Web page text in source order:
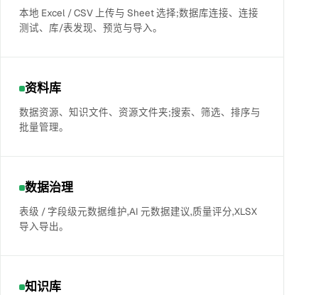
本地 Excel / CSV 上传与 Sheet 选择;数据库连接、连接
测试、库/表发现、预览与导入。
资料库
数据资源、知识文件、资源文件夹;搜索、筛选、排序与
批量管理。
数据治理
表级 / 字段级元数据维护,AI 元数据建议,质量评分,XLSX
导入导出。
知识库